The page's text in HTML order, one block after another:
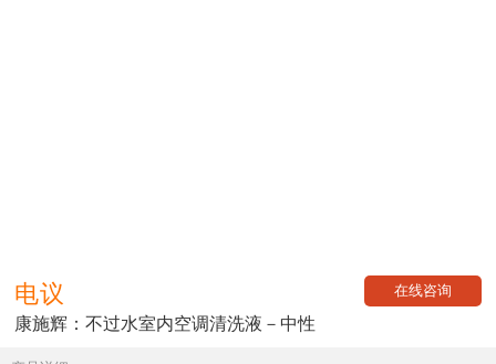
电议 在线咨询
康施辉：不过水室内空调清洗液－中性